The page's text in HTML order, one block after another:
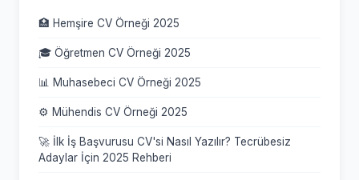
🏥 Hemşire CV Örneği 2025
🎓 Öğretmen CV Örneği 2025
📊 Muhasebeci CV Örneği 2025
⚙️ Mühendis CV Örneği 2025
🚀 İlk İş Başvurusu CV'si Nasıl Yazılır? Tecrübesiz
Adaylar İçin 2025 Rehberi